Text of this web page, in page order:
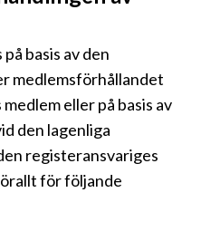
basis av den
medlemsförhållandet
eller på basis av
den lagenliga
registeransvariges
för följande